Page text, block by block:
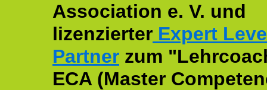
Association e. V. und
lizenzierter Expert
Partner zum
ECA (Master